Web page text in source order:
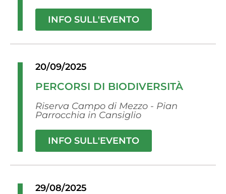
INFO SULL'EVENTO
20/09/2025
PERCORSI DI BIODIVERSITÀ
Riserva Campo di Mezzo - Pian
Parrocchia in Cansiglio
INFO SULL'EVENTO
29/08/2025